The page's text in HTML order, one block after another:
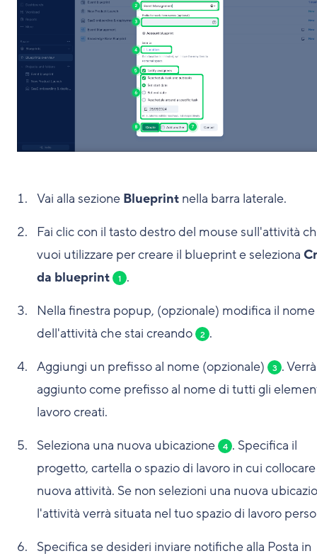
Vai alla sezione Blueprint nella barra laterale.
Fai clic con il tasto destro del mouse sull'attività
vuoi utilizzare per creare il blueprint e seleziona
da blueprint
1 .
Nella finestra popup, (opzionale) modifica il nome
dell'attività che stai creando
2 .
Aggiungi un prefisso al nome (opzionale)
3 . Verrà
aggiunto come prefisso al nome di tutti gli
lavoro creati.
Seleziona una nuova ubicazione
4 . Specifica il
progetto, cartella o spazio di lavoro in cui
nuova attività. Se non selezioni una nuova
l'attività verrà situata nel tuo spazio di lavoro
Specifica se desideri inviare notifiche alla Posta in